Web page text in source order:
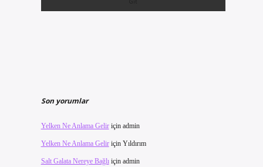
Son yorumlar
Yelken Ne Anlama Geliriçin admin
Yelken Ne Anlama Geliriçin Yıldırım
Salt Galata Nereye Bağlıiçin admin